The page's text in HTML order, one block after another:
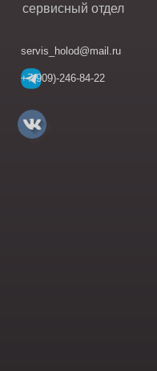
сервисный отдел
servis_holod@mail.ru
+7(909)-246-84-22